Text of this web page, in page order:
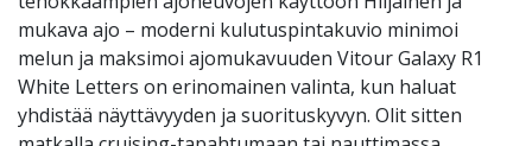
mukava ajo – moderni kulutuspintakuvio minimoi
melun ja maksimoi ajomukavuuden Vitour Galaxy R1
White Letters on erinomainen valinta, kun haluat
yhdistää näyttävyyden ja suorituskyvyn. Olit sitten